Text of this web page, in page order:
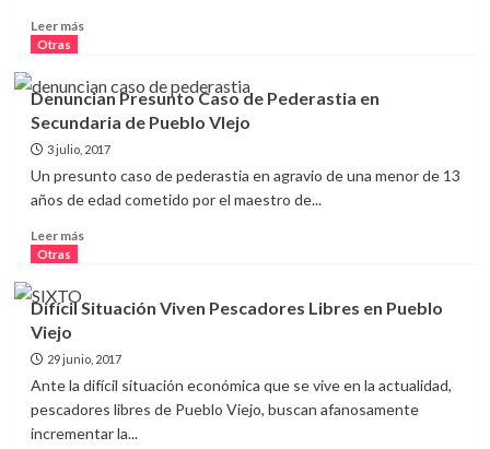
Leer másLeer
Destrozado
el
Pavimento
de
Carretera
de
la
Otras
Denuncian Presunto Caso de Pederastia en
Secundaria de Pueblo VIejo
3 julio, 2017
Un presunto caso de pederastia en agravio de una menor de 13
años de edad cometido por el maestro de...
Leer másLeer
Presunto
de
Pederastia
Secundaria
de
Otras
Difícil Situación Viven Pescadores Libres en Pueblo
Viejo
29 junio, 2017
Ante la difícil situación económica que se vive en la actualidad,
pescadores libres de Pueblo Viejo, buscan afanosamente
incrementar la...